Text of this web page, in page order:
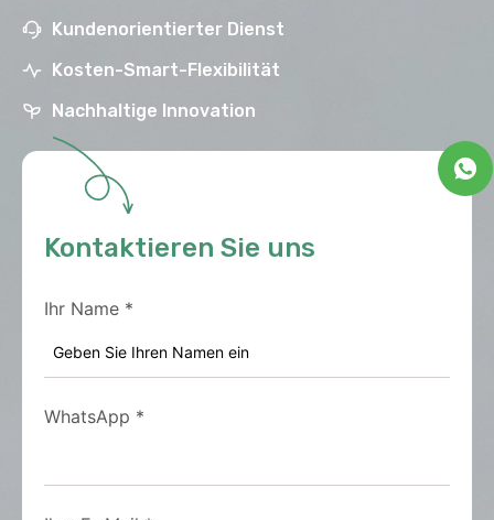
Kundenorientierter Dienst
Kosten-Smart-Flexibilität
Nachhaltige Innovation
Kontaktieren Sie uns
Ihr Name *
WhatsApp *